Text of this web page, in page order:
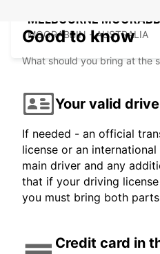
MELBOURNE
MOORABBIN - AUSTRALIA
Good to know
What should you bring at the
Your valid
If needed - an official
license or an
main driver and any
that if your driving
you must bring both
Credit card in